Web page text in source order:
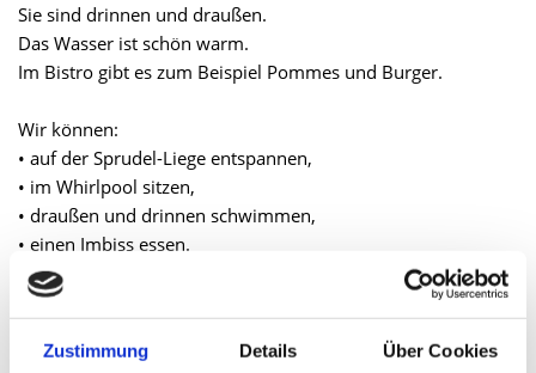
Zustimmung Details Über Cookies
Sie sind drinnen und draußen.
Das Wasser ist schön warm.
Im Bistro gibt es zum Beispiel Pommes und Burger.
Wir können:
• auf der Sprudel-Liege entspannen,
• im Whirlpool sitzen,
• draußen und drinnen schwimmen,
• einen Imbiss essen.
Du brauchst:
• Bade-Sachen,